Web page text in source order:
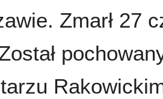
Zmarł 27